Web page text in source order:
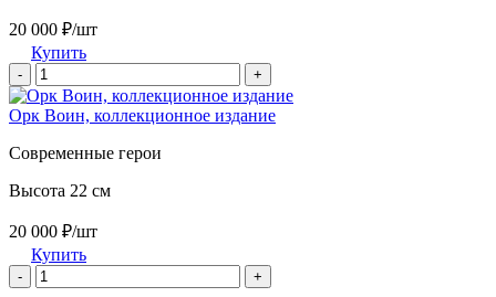
20 000 ₽/шт
Купить
- +
Орк Воин, коллекционное издание
Современные герои
Высота 22 см
20 000 ₽/шт
Купить
- +